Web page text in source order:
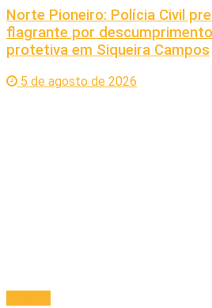
Norte Pioneiro: Polícia Civil
flagrante por
protetiva em Siqueira Campos
5 de agosto de 2026